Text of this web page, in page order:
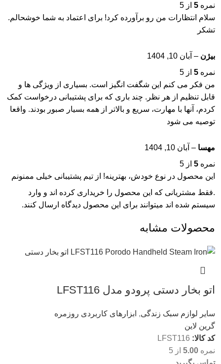
نمره 5 از 5
سلام انتظارات من رو برآورده کرد! برای اعتماد به شما خوشحالم.
تشکر
بیژن – آبان 10, 1404
نمره 5 از 5
من فکر می کنم این شگفت انگیز است. بسیاری از ویژگی ها و
قابل تنظیم از هر نظر. چند باری که برای پشتیبانی درخواست کمک
کردم، آنها با مهارت، سریع و بالاتر از همه بسیار صبور بودند. واقعا
توصیه می شود
مهسا – آبان 10, 1404
نمره 5 از 5
این محصول در نوع خودش، بهترینه! از تیم پشتیبانی خیلی ممنونم
.فقط مشتریانی که این محصول را خریداری کرده اند و وارد
سیستم شده اند میتوانند برای این محصول دیدگاه ارسال کنند.
محصولات مشابه
اتو بخار دستی پرودو مدل LFST116
سایر لوازم سبک زندگی, ابزارهای کاربردی روزمره
گرین لاین
کد کالا: LFST116
نمره 5.00 از 5